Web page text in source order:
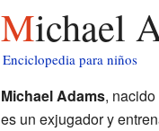
Enciclopedia para niños
Michael Adams,
es un exjugador y